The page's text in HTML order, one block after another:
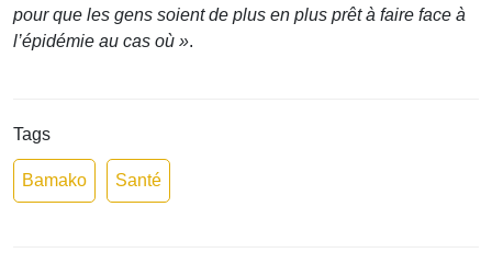
pour que les gens soient de plus en plus prêt à faire face à
l’épidémie au cas où ».
Tags
Bamako Santé